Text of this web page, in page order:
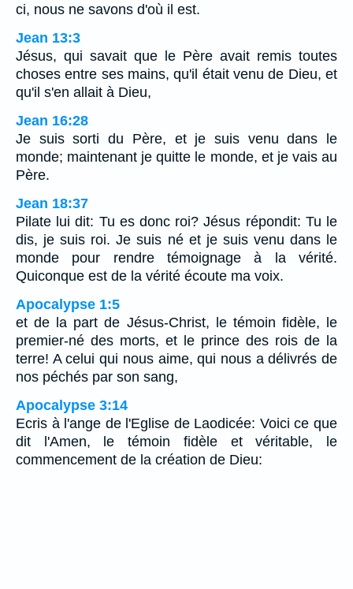
ci, nous ne savons d'où il est.
Jean 13:3
Jésus, qui savait que le Père avait remis toutes
choses entre ses mains, qu'il était venu de Dieu, et
qu'il s'en allait à Dieu,
Jean 16:28
Je suis sorti du Père, et je suis venu dans le
monde; maintenant je quitte le monde, et je vais au
Père.
Jean 18:37
Pilate lui dit: Tu es donc roi? Jésus répondit: Tu le
dis, je suis roi. Je suis né et je suis venu dans le
monde pour rendre témoignage à la vérité.
Quiconque est de la vérité écoute ma voix.
Apocalypse 1:5
et de la part de Jésus-Christ, le témoin fidèle, le
premier-né des morts, et le prince des rois de la
terre! A celui qui nous aime, qui nous a délivrés de
nos péchés par son sang,
Apocalypse 3:14
Ecris à l'ange de l'Eglise de Laodicée: Voici ce que
dit l'Amen, le témoin fidèle et véritable, le
commencement de la création de Dieu: